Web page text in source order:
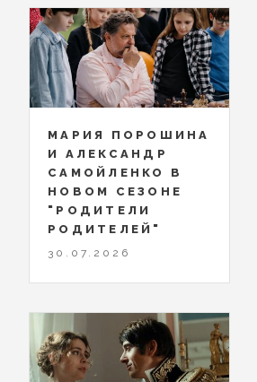
МАРИЯ ПОРОШИНА
И АЛЕКСАНДР
САМОЙЛЕНКО В
НОВОМ СЕЗОНЕ
"РОДИТЕЛИ
РОДИТЕЛЕЙ"
30.07.2026